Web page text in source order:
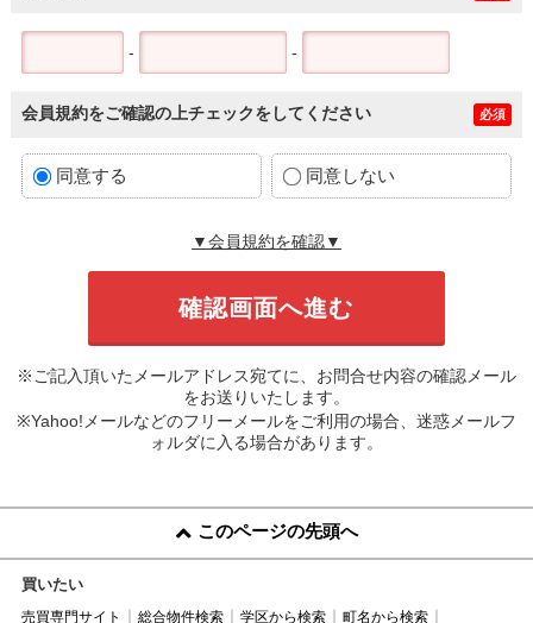
- -
会員規約をご確認の上チェックをしてください 必須
同意する 同意しない
▼会員規約を確認▼
※ご記入頂いたメールアドレス宛てに、お問合せ内容の確認メール
をお送りいたします。
※Yahoo!メールなどのフリーメールをご利用の場合、迷惑メールフ
ォルダに入る場合があります。
このページの先頭へ
買いたい
売買専門サイト 総合物件検索 学区から検索
町名から検索